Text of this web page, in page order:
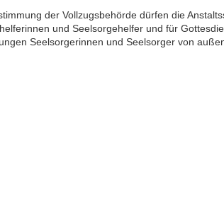
der Vollzugsbehörde dürfen die
und Seelsorgehelfer und für
Seelsorgerinnen und Seelsorger von